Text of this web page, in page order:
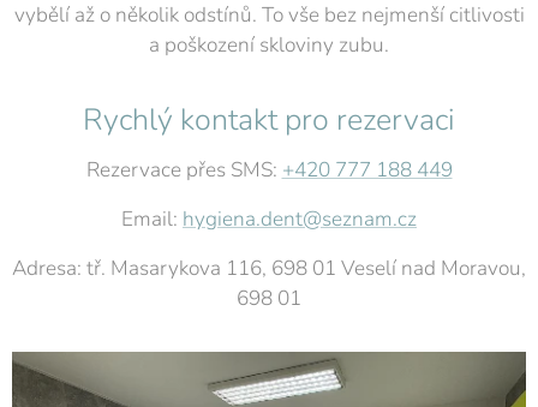
vybělí až o několik odstínů. To vše bez nejmenší citlivosti
a poškození skloviny zubu.
Rychlý kontakt pro rezervaci
Rezervace přes SMS: +420 777 188 449
Email: hygiena.dent@seznam.cz
Adresa: tř. Masarykova 116, 698 01 Veselí nad Moravou,
698 01